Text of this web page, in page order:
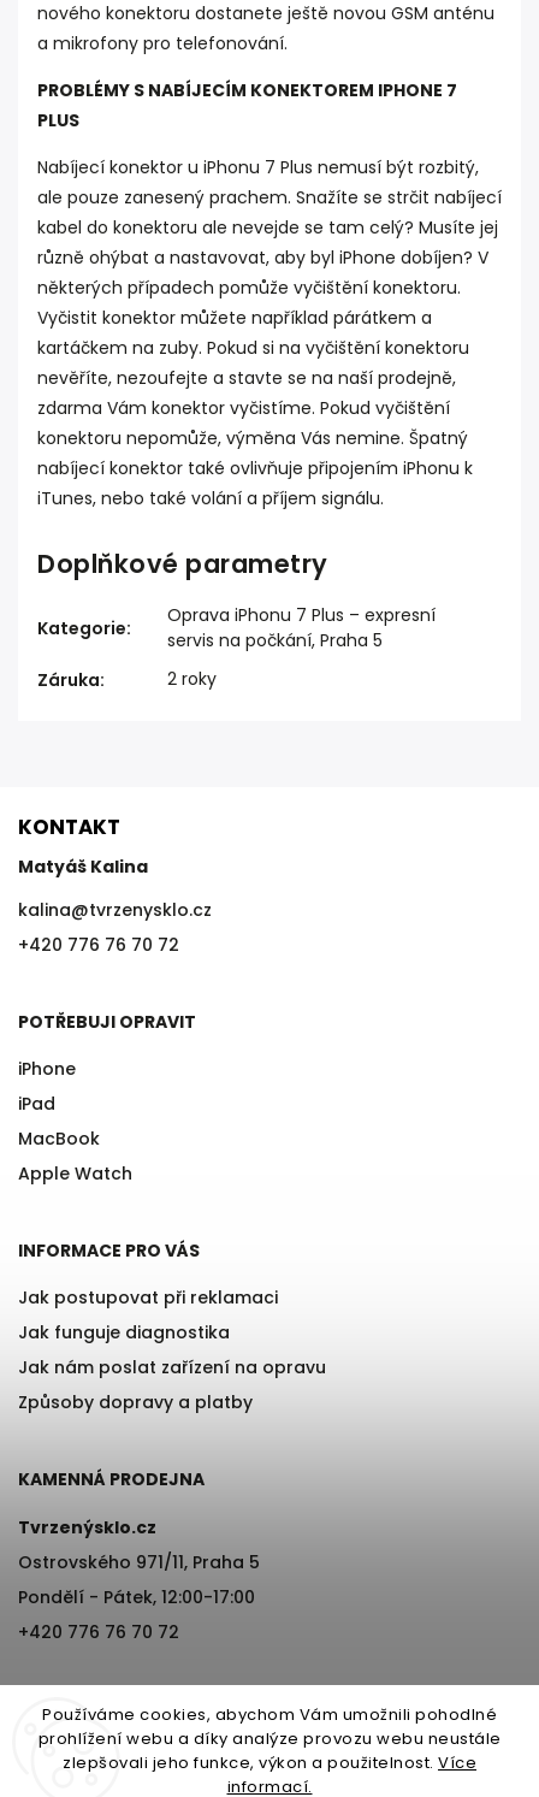
Používáme cookies, abychom Vám umožnili pohodlné
prohlížení webu a díky analýze provozu webu neustále
zlepšovali jeho funkce, výkon a použitelnost. Více
informací.
nového konektoru dostanete ještě novou GSM anténu
a mikrofony pro telefonování.
PROBLÉMY S NABÍJECÍM KONEKTOREM IPHONE 7
PLUS
Nabíjecí konektor u iPhonu 7 Plus nemusí být rozbitý,
ale pouze zanesený prachem. Snažíte se strčit nabíjecí
kabel do konektoru ale nevejde se tam celý? Musíte jej
různě ohýbat a nastavovat, aby byl iPhone dobíjen? V
některých případech pomůže vyčištění konektoru.
Vyčistit konektor můžete například párátkem a
kartáčkem na zuby. Pokud si na vyčištění konektoru
nevěříte, nezoufejte a stavte se na naší prodejně,
zdarma Vám konektor vyčistíme. Pokud vyčištění
konektoru nepomůže, výměna Vás nemine. Špatný
nabíjecí konektor také ovlivňuje připojením iPhonu k
iTunes, nebo také volání a příjem signálu.
Doplňkové parametry
Kategorie:
Oprava iPhonu 7 Plus – expresní
servis na počkání, Praha 5
Záruka: 2 roky
KONTAKT
Matyáš Kalina
kalina@tvrzenysklo.cz
+420 776 76 70 72
POTŘEBUJI OPRAVIT
iPhone
iPad
MacBook
Apple Watch
INFORMACE PRO VÁS
Jak postupovat při reklamaci
Jak funguje diagnostika
Jak nám poslat zařízení na opravu
Způsoby dopravy a platby
KAMENNÁ PRODEJNA
Tvrzenýsklo.cz
Ostrovského 971/11, Praha 5
Pondělí - Pátek, 12:00-17:00
+420 776 76 70 72